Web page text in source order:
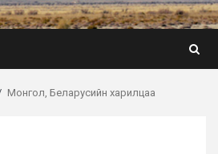
Монгол, Беларусийн харилцаа